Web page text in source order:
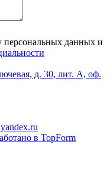
персональных данных и
д. 30, лит. А, оф.
в TopForm